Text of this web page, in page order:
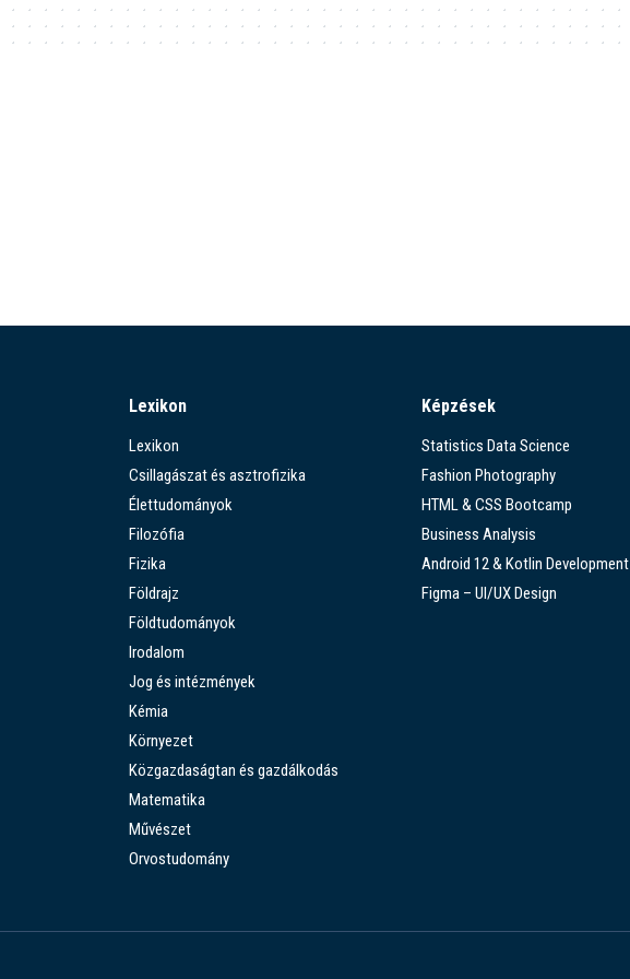
Lexikon
Lexikon
Csillagászat és asztrofizika
Élettudományok
Filozófia
Fizika
Földrajz
Földtudományok
Irodalom
Jog és intézmények
Kémia
Környezet
Közgazdaságtan és gazdálkodás
Matematika
Művészet
Orvostudomány
Képzések
Statistics Data Science
Fashion Photography
HTML & CSS Bootcamp
Business Analysis
Android 12 & Kotlin Development
Figma – UI/UX Design